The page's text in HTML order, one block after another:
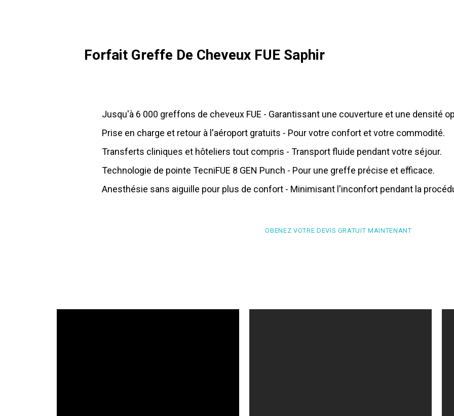
Forfait Greffe De Cheveux FUE Saphir
Jusqu'à 6 000 greffons de cheveux FUE - Garantissant une couverture et une densité
Prise en charge et retour à l'aéroport gratuits - Pour votre confort et votre commodité.
Transferts cliniques et hôteliers tout compris - Transport fluide pendant votre séjour.
Technologie de pointe TecniFUE 8 GEN Punch - Pour une greffe précise et efficace.
Anesthésie sans aiguille pour plus de confort - Minimisant l'inconfort pendant la
Hébergement de luxe 5 étoiles à Istanbul pour 2 nuits - Améliorez votre expérience
OBENEZ VOTRE DEVIS GRATUIT MAINTENANT